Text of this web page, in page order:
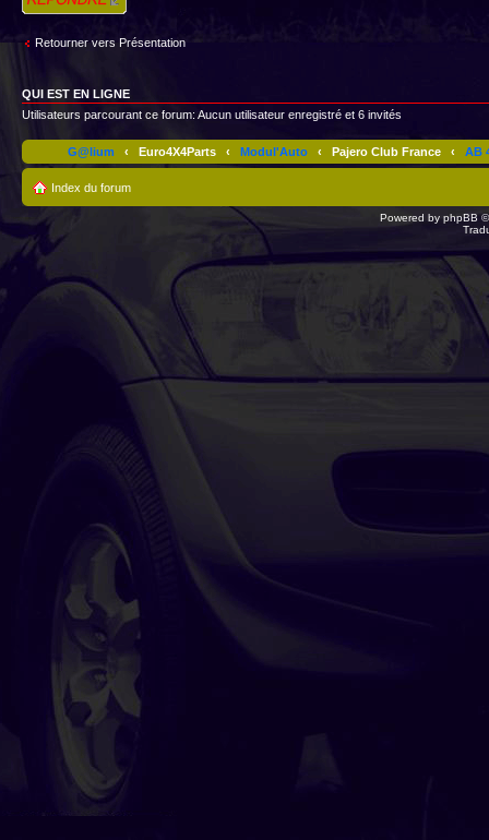
Retourner vers Présentation
QUI EST EN LIGNE
Utilisateurs parcourant ce forum: Aucun utilisateur enregistré et 6 invités
G@lium ‹ Euro4X4Parts ‹ Modul'Auto ‹ Pajero Club France ‹ AB
Index du forum
Powered by phpBB